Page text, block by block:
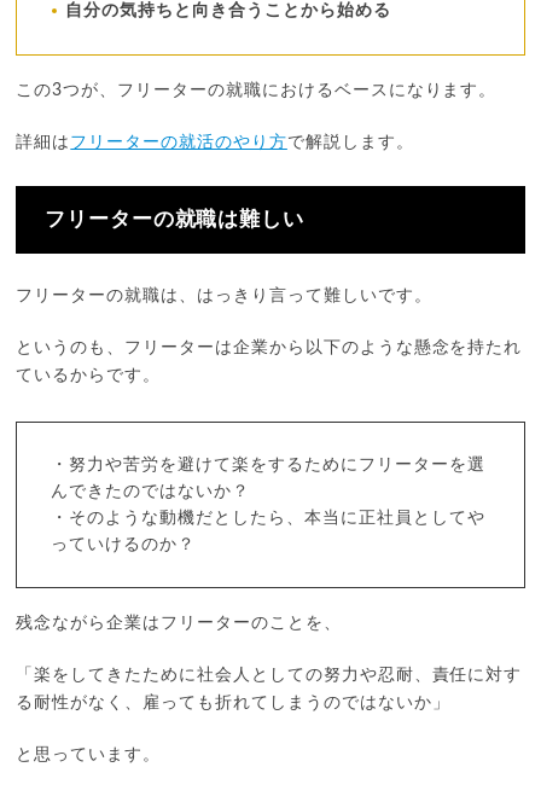
自分の気持ちと向き合うことから始める
この3つが、フリーターの就職におけるベースになります。
詳細は フリーターの就活のやり方で解説します。
フリーターの就職は難しい
フリーターの就職は、はっきり言って難しいです。
というのも、フリーターは企業から以下のような懸念を持たれ
ているからです。
・努力や苦労を避けて楽をするためにフリーターを選
んできたのではないか？
・そのような動機だとしたら、本当に正社員としてや
っていけるのか？
残念ながら企業はフリーターのことを、
「楽をしてきたために社会人としての努力や忍耐、責任に対す
る耐性がなく、雇っても折れてしまうのではないか」
と思っています。